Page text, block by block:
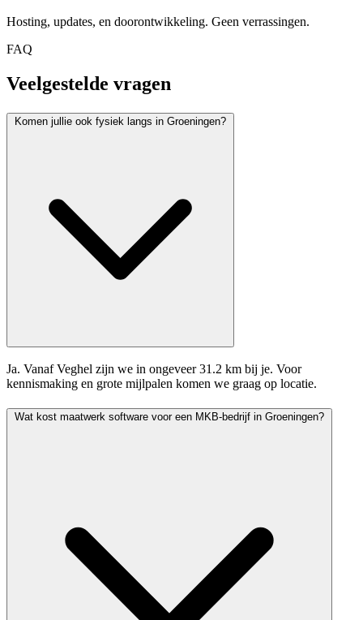
Hosting, updates, en doorontwikkeling. Geen verrassingen.
FAQ
Veelgestelde vragen
Komen jullie ook fysiek langs in Groeningen?
Ja. Vanaf Veghel zijn we in ongeveer 31.2 km bij je. Voor
kennismaking en grote mijlpalen komen we graag op locatie.
Wat kost maatwerk software voor een MKB-bedrijf in Groeningen?